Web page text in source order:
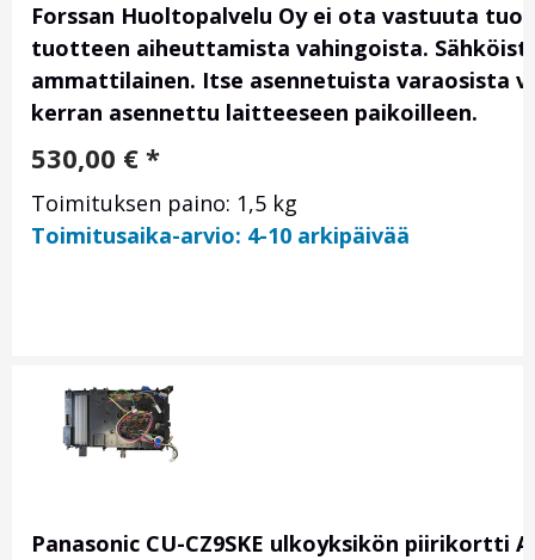
Forssan Huoltopalvelu Oy ei ota vastuuta
tuotteen aiheuttamista vahingoista.
ammattilainen. Itse asennetuista varaosista
kerran asennettu laitteeseen paikoilleen.
530,00 € *
Toimituksen paino: 1,5 kg
Toimitusaika-arvio: 4-10 arkipäivää
Panasonic CU-CZ9SKE ulkoyksikön piirikortti